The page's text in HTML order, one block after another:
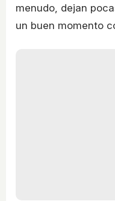
menudo, dejan
un buen momento